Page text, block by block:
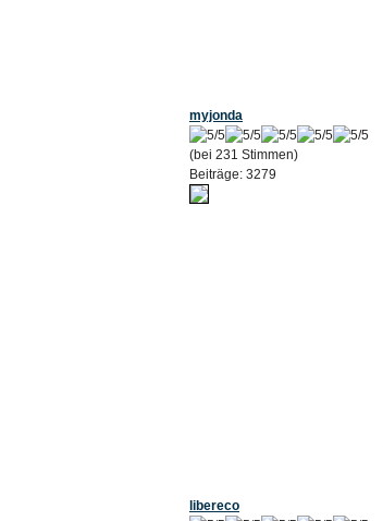
myjonda
(bei 231 Stimmen)
Beiträge: 3279
libereco